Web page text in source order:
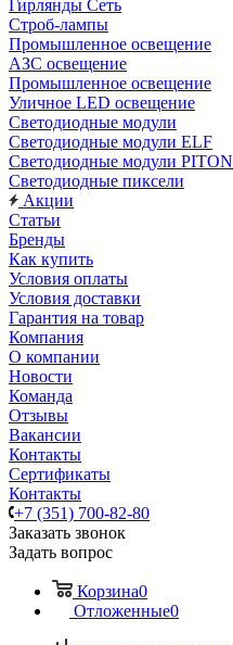
Гирлянды Сеть
Строб-лампы
Промышленное освещение
АЗС освещение
Промышленное освещение
Уличное LED освещение
Светодиодные модули
Светодиодные модули ELF
Светодиодные модули PITON
Светодиодные пиксели
Акции
Статьи
Бренды
Как купить
Условия оплаты
Условия доставки
Гарантия на товар
Компания
О компании
Новости
Команда
Отзывы
Вакансии
Контакты
Сертификаты
Контакты
+7 (351) 700-82-80
Заказать звонок
Задать вопрос
Корзина0
Отложенные0